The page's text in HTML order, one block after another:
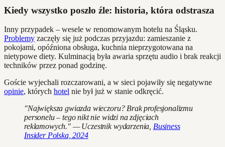
Kiedy wszystko poszło źle: historia, która odstrasza
Inny przypadek – wesele w renomowanym hotelu na Śląsku.
Problemy zaczęły się już podczas przyjazdu: zamieszanie z
pokojami, opóźniona obsługa, kuchnia nieprzygotowana na
nietypowe diety. Kulminacją była awaria sprzętu audio i brak reakcji
techników przez ponad godzinę.
Goście wyjechali rozczarowani, a w sieci pojawiły się negatywne
opinie, których hotel nie był już w stanie odkręcić.
"Największa gwiazda wieczoru? Brak profesjonalizmu
personelu – tego nikt nie widzi na zdjęciach
reklamowych." — Uczestnik wydarzenia, Business
Insider Polska, 2024